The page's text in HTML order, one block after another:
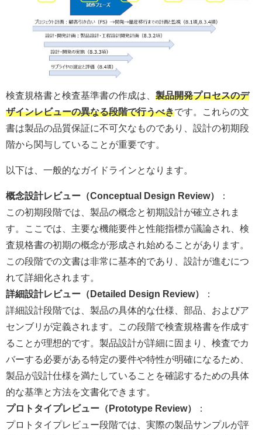
検査規格書と検査基準書の作成は、 製品開発プロセスのデ
ザインレビューの異なる段階で行うべきです。これらの文
書は製品の品質保証に不可欠なものであり、設計の初期段
階から関与していることが重要です。
以下は、一般的なガイドラインとなります。
概念設計レビュー（Conceptual Design Review）
：
この初期段階では、製品の概念と初期設計が確立されま
す。ここでは、主要な機能要件と性能指標が議論され、検
査規格書の初期の概念が形成され始めることがあります。
この段階での文書は非常に基本的であり、設計が進むにつ
れて詳細化されます。
詳細設計レビュー（Detailed Design Review）
：
詳細設計段階では、製品の具体的な仕様、部品、およびア
センブリが定義されます。この段階で検査規格書を作成す
ることが理想的です。製品設計が詳細に固まり、検査でカ
バーする必要がある特定の要件や特性が明確になるため、
製品が設計仕様を満たしていることを確認するための具体
的な基準と方法を文書化できます。
プロトタイプレビュー（Prototype Review）
：
プロトタイプレビュー段階では、実際の製品サンプルが評